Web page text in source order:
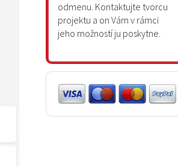
odmenu. Kontaktujte tvorcu
projektu a on Vám v rámci
jeho možností ju poskytne.